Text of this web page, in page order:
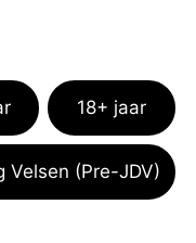
18+ jaar
Velsen (Pre-JDV)